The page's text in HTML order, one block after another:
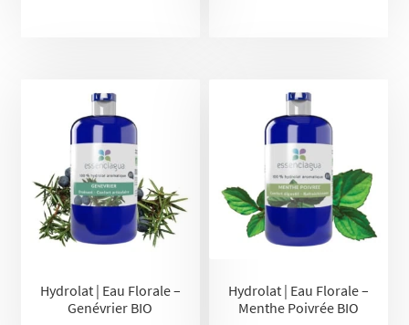
Hydrolat | Eau Florale –
Genévrier BIO
Hydrolat | Eau Florale –
Menthe Poivrée BIO